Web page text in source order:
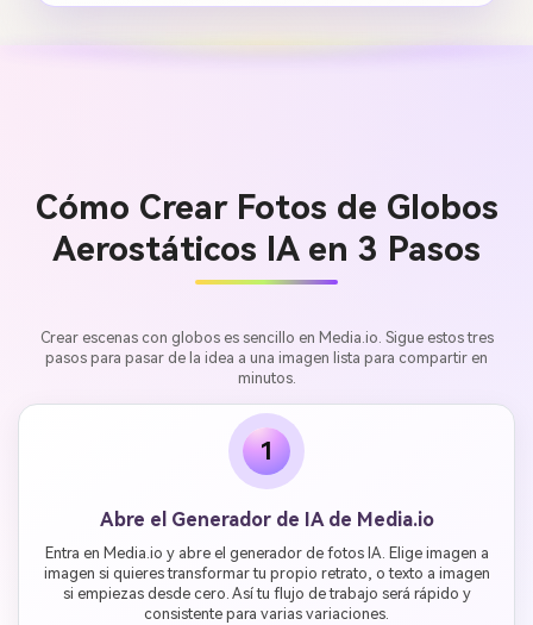
Cómo Crear Fotos de Globos
Aerostáticos IA en 3 Pasos
Crear escenas con globos es sencillo en Media.io. Sigue estos tres
pasos para pasar de la idea a una imagen lista para compartir en
minutos.
1
Abre el Generador de IA de Media.io
Entra en Media.io y abre el generador de fotos IA. Elige imagen a
imagen si quieres transformar tu propio retrato, o texto a imagen
si empiezas desde cero. Así tu flujo de trabajo será rápido y
consistente para varias variaciones.